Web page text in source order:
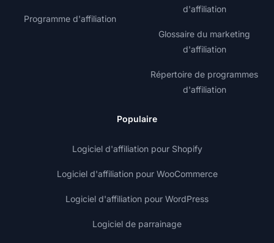
Programme d'affiliation
d'affiliation
Glossaire du marketing
d'affiliation
Répertoire de programmes
d'affiliation
Populaire
Logiciel d'affiliation pour Shopify
Logiciel d'affiliation pour WooCommerce
Logiciel d'affiliation pour WordPress
Logiciel de parrainage